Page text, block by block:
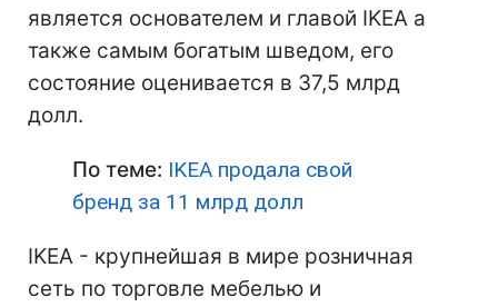
является основателем и главой IKEA а
также самым богатым шведом, его
состояние оценивается в 37,5 млрд
долл.
По теме: IKEA продала свой
бренд за 11 млрд долл
IKEA - крупнейшая в мире розничная
сеть по торговле мебелью и